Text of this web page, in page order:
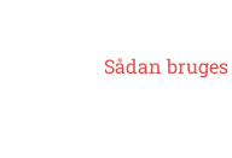
Sådan bruges